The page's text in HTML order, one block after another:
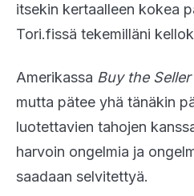
itsekin kertaalleen kokea
Tori.fissä tekemilläni
Amerikassa Buy the Seller
mutta pätee yhä tänäkin
luotettavien tahojen
harvoin ongelmia ja
saadaan selvitettyä.